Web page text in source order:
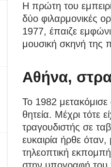
Η πρώτη του
δύο φιλαρμονικές
1977, έπαιζε
μουσική σκηνή της
Αθήνα,
Το 1982
θητεία. Μέχρι τότε
τραγουδιστής σε
ευκαιρία ήρθε
τηλεοπτική